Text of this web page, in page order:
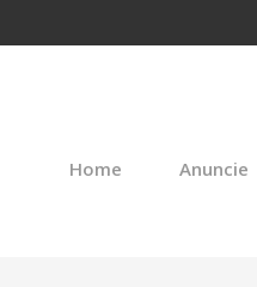
Home Anuncie